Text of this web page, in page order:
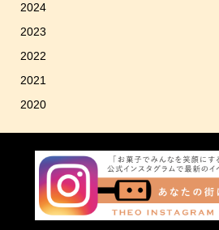
2024
2023
2022
2021
2020